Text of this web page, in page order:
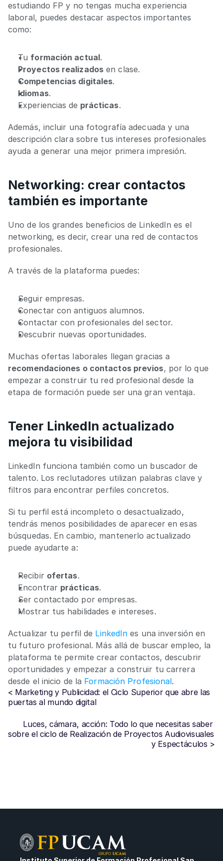
estudiando FP y no tengas mucha experiencia
laboral, puedes destacar aspectos importantes
como:
Tu formación actual.
Proyectos realizados en clase.
Competencias digitales.
Idiomas.
Experiencias de prácticas.
Además, incluir una fotografía adecuada y una
descripción clara sobre tus intereses profesionales
ayuda a generar una mejor primera impresión.
Networking: crear contactos
también es importante
Uno de los grandes beneficios de LinkedIn es el
networking, es decir, crear una red de contactos
profesionales.
A través de la plataforma puedes:
Seguir empresas.
Conectar con antiguos alumnos.
Contactar con profesionales del sector.
Descubrir nuevas oportunidades.
recomendaciones o contactos previos, por lo que
empezar a construir tu red profesional desde la
etapa de formación puede ser una gran ventaja.
Tener LinkedIn actualizado
mejora tu visibilidad
LinkedIn funciona también como un buscador de
talento. Los reclutadores utilizan palabras clave y
filtros para encontrar perfiles concretos.
Si tu perfil está incompleto o desactualizado,
tendrás menos posibilidades de aparecer en esas
búsquedas. En cambio, mantenerlo actualizado
puede ayudarte a:
Recibir ofertas.
Encontrar prácticas.
Ser contactado por empresas.
Mostrar tus habilidades e intereses.
Actualizar tu perfil de LinkedIn es una inversión en
tu futuro profesional. Más allá de buscar empleo, la
plataforma te permite crear contactos, descubrir
oportunidades y empezar a construir tu carrera
desde el inicio de la Formación Profesional.
< Marketing y Publicidad: el Ciclo Superior que abre las
puertas al mundo digital
Luces, cámara, acción: Todo lo que necesitas saber
sobre el ciclo de Realización de Proyectos Audiovisuales
y Espectáculos >